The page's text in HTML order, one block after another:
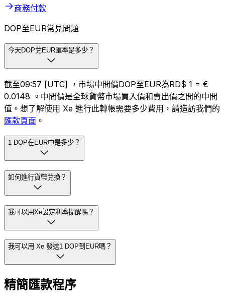
商務付款
DOP至EUR常見問題
今天DOP兌EUR匯率是多少？
截至09:57 [UTC] ，市場中間價DOP至EUR為RD$ 1 = €
0.0148 。中間價是全球貨幣市場買入價和賣出價之間的中間
值。想了解使用 Xe 進行此轉帳需要多少費用，請造訪我們的
匯款頁面 。
1 DOP在EUR中是多少？
如何進行貨幣兌換？
我可以用Xe設定利率提醒嗎？
我可以用 Xe 發送1 DOP到EUR嗎？
精簡匯款程序